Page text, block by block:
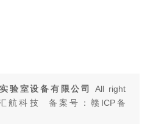
验室设备有限公司
All right
航科技 备案号： 赣ICP备